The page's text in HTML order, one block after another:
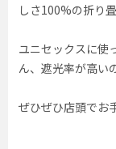
しさ100%の折
ユニセックスに使
ん、遮光率が高い
ぜひぜひ店頭でお